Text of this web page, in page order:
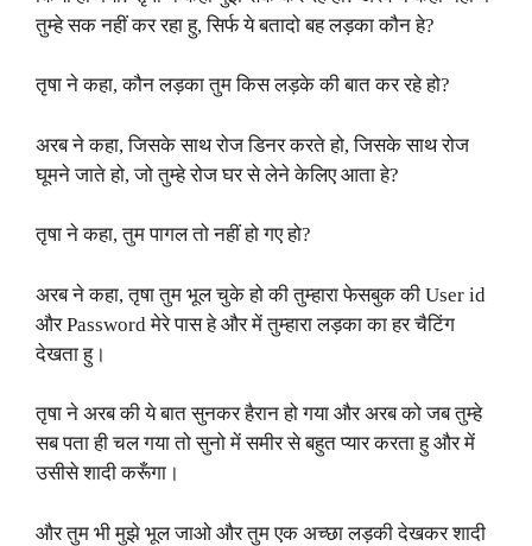
तुम्हे सक नहीं कर रहा हु, सिर्फ ये बतादो बह लड़का कौन हे?
तृषा ने कहा, कौन लड़का तुम किस लड़के की बात कर रहे हो?
अरब ने कहा, जिसके साथ रोज डिनर करते हो, जिसके साथ रोज
घूमने जाते हो, जो तुम्हे रोज घर से लेने केलिए आता हे?
तृषा ने कहा, तुम पागल तो नहीं हो गए हो?
अरब ने कहा, तृषा तुम भूल चुके हो की तुम्हारा फेसबुक की User id
और Password मेरे पास हे और में तुम्हारा लड़का का हर चैटिंग
देखता हु।
तृषा ने अरब की ये बात सुनकर हैरान हो गया और अरब को जब तुम्हे
सब पता ही चल गया तो सुनो में समीर से बहुत प्यार करता हु और में
उसीसे शादी करूँगा।
और तुम भी मुझे भूल जाओ और तुम एक अच्छा लड़की देखकर शादी